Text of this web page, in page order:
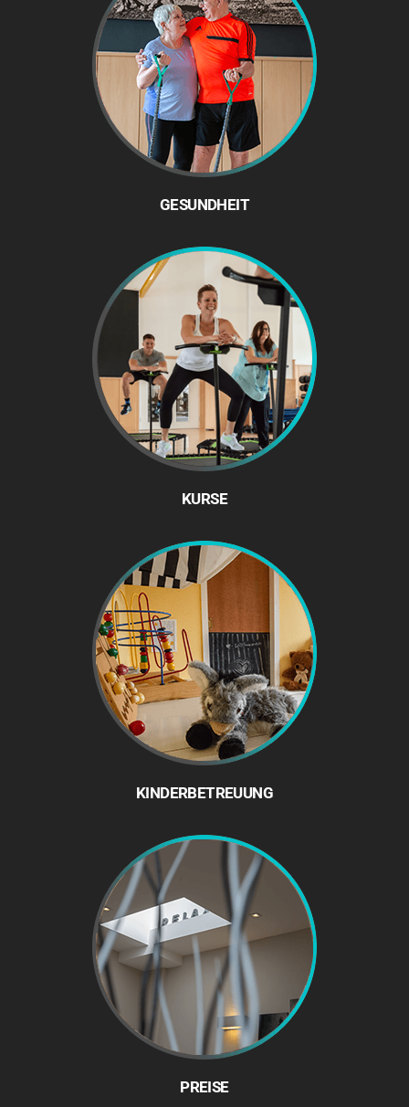
GESUNDHEIT
KURSE
KINDERBETREUUNG
PREISE